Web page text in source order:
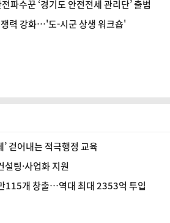
파수꾼 ‘경기도 안전전세 관리단’ 출범
력 강화…'도-시군 상생 워크숍'
걷어내는 적극행정 교육
설팅·사업화 지원
115개 창출…역대 최대 2353억 투입